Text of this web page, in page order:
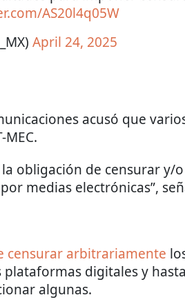
AS20l4q05W
April 24, 2025
acusó que
la obligación de censurar y/
medias electrónicas”,
censurar arbitrariamente
digitales y
algunas.